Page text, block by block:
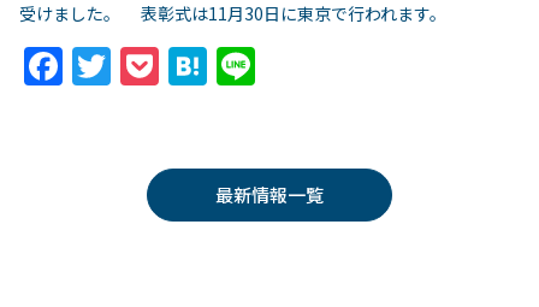
受けました。 表彰式は11月30日に東京で行われます。
F T
er
P
k
et
H
n
a
最新情報一覧